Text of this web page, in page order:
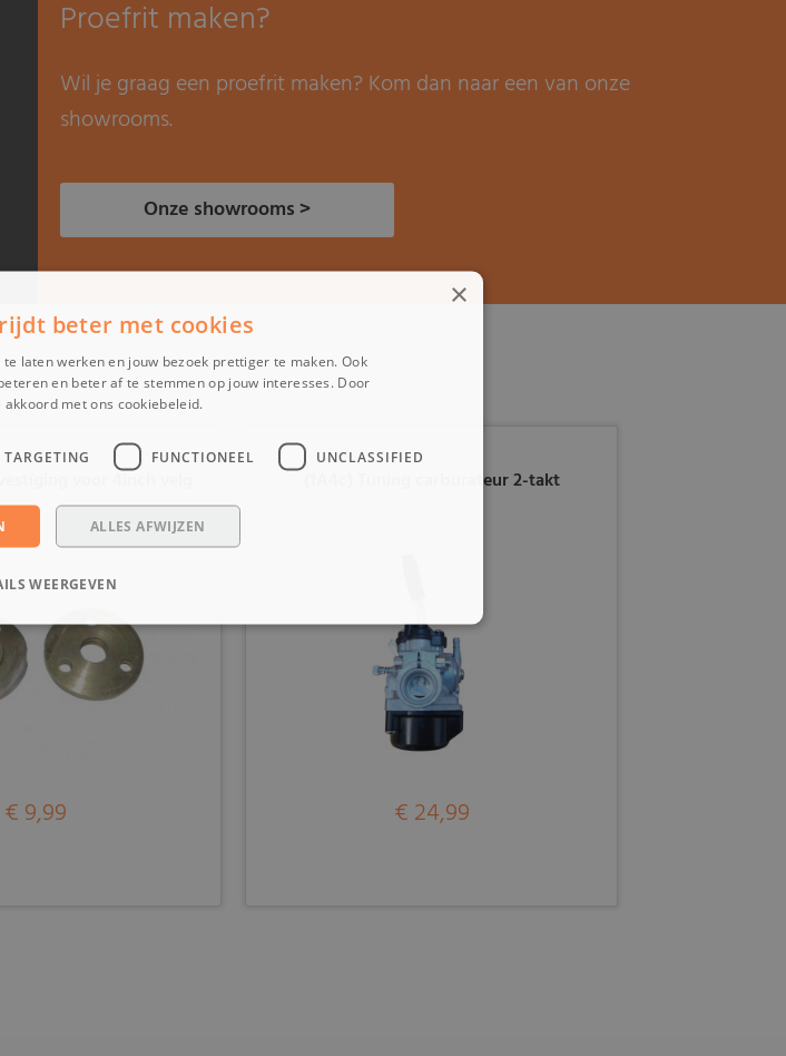
Proefrit maken?
Wil je graag een proefrit maken? Kom dan naar een van onze
showrooms.
Onze showrooms >
voor 4inch velg
€ 9,99
(1A4c) Tuning carburateur 2-takt
€ 24,99
×
beter met cookies
laten werken en jouw bezoek prettiger te maken. Ook
en beter af te stemmen op jouw interesses. Door
met ons cookiebeleid.
TARGETING FUNCTIONEEL UNCLASSIFIED
ALLES AFWIJZEN
WEERGEVEN